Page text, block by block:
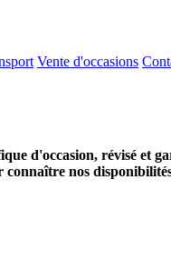
Vente d'occasions
d'occasion, révisé et
connaître nos